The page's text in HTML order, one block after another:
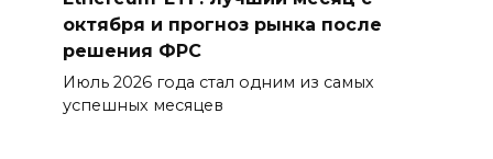
октября и прогноз рынка после
решения ФРС
Июль 2026 года стал одним из самых
успешных месяцев